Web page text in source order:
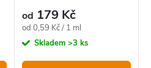
od 179 Kč
Měrná
cena:
od 0,59 Kč / 1 ml
Skladem >3 ks